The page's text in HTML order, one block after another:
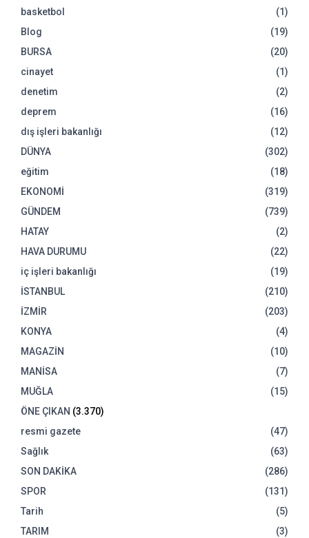
basketbol
(1)
Blog
(19)
BURSA
(20)
cinayet
(1)
denetim
(2)
deprem
(16)
dış işleri bakanlığı
(12)
DÜNYA
(302)
eğitim
(18)
EKONOMİ
(319)
GÜNDEM
(739)
HATAY
(2)
HAVA DURUMU
(22)
iç işleri bakanlığı
(19)
İSTANBUL
(210)
İZMİR
(203)
KONYA
(4)
MAGAZİN
(10)
MANİSA
(7)
MUĞLA
(15)
ÖNE ÇIKAN (3.370)
resmi gazete
(47)
Sağlık
(63)
SON DAKİKA
(286)
SPOR
(131)
Tarih
(5)
TARIM
(3)